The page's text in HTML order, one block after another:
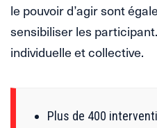
le pouvoir d’agir sont
sensibiliser les
individuelle et collective.
Plus de 400